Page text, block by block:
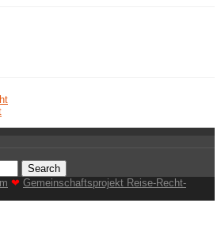
❤ Gemeinschaftsprojekt Reise-Recht-